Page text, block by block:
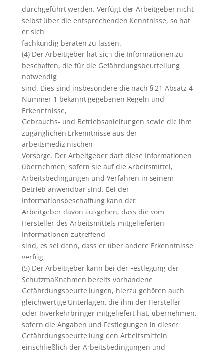
durchgeführt werden. Verfügt der Arbeitgeber nicht
selbst über die entsprechenden Kenntnisse, so hat
er sich
fachkundig beraten zu lassen.
(4) Der Arbeitgeber hat sich die Informationen zu
beschaffen, die für die Gefährdungsbeurteilung
notwendig
sind. Dies sind insbesondere die nach § 21 Absatz 4
Nummer 1 bekannt gegebenen Regeln und
Erkenntnisse,
Gebrauchs- und Betriebsanleitungen sowie die ihm
zugänglichen Erkenntnisse aus der
arbeitsmedizinischen
Vorsorge. Der Arbeitgeber darf diese Informationen
übernehmen, sofern sie auf die Arbeitsmittel,
Arbeitsbedingungen und Verfahren in seinem
Betrieb anwendbar sind. Bei der
Informationsbeschaffung kann der
Arbeitgeber davon ausgehen, dass die vom
Hersteller des Arbeitsmittels mitgelieferten
Informationen zutreffend
sind, es sei denn, dass er über andere Erkenntnisse
verfügt.
(5) Der Arbeitgeber kann bei der Festlegung der
Schutzmaßnahmen bereits vorhandene
Gefährdungsbeurteilungen, hierzu gehören auch
gleichwertige Unterlagen, die ihm der Hersteller
oder Inverkehrbringer mitgeliefert hat, übernehmen,
sofern die Angaben und Festlegungen in dieser
Gefährdungsbeurteilung den Arbeitsmitteln
einschließlich der Arbeitsbedingungen und -